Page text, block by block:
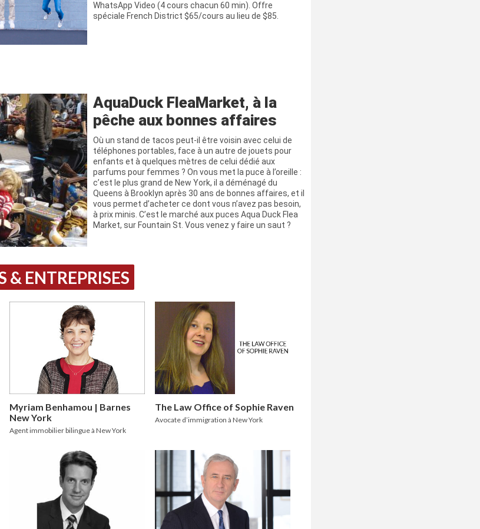
WhatsApp Video (4 cours chacun 60 min). Offre
spéciale French District $65/cours au lieu de $85.
AquaDuck FleaMarket, à la
pêche aux bonnes affaires
Où un stand de tacos peut-il être voisin avec celui de
téléphones portables, face à un autre de jouets pour
enfants et à quelques mètres de celui dédié aux
parfums pour femmes ? On vous met la puce à l’oreille :
c’est le plus grand de New York, il a déménagé du
Queens à Brooklyn après 30 ans de bonnes affaires, et il
vous permet d’acheter ce dont vous n’avez pas besoin,
à prix minis. C’est le marché aux puces Aqua Duck Flea
Market, sur Fountain St. Vous venez y faire un saut ?
& ENTREPRISES
Myriam Benhamou | Barnes
New York
Agent immobilier bilingue à New York
The Law Office of Sophie Raven
Avocate d’immigration à New York